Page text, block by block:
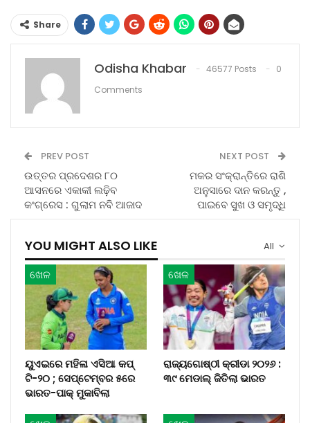
Share
Odisha Khabar 46577 Posts
0
Comments
PREV POST
ଉତ୍ତର ପ୍ରଦେଶର ୮୦
ଆସନରେ ଏକାକୀ ଲଢ଼ିବ
କଂଗ୍ରେସ : ଗୁଲାମ ନବି ଆଜାଦ
NEXT POST
ମକର ସଂକ୍ରାନ୍ତିରେ ରାଶି
ଅନୁସାରେ ଦାନ କରନ୍ତୁ ,
ପାଇବେ ସୁଖ ଓ ସମୃଦ୍ଧି
All
YOU MIGHT ALSO LIKE
ଖେଳ
ୟୁଏଇରେ ମହିଳା ଏସିଆ କପ୍‌
ଟି-୨୦ ; ସେପ୍ଟେମ୍ବର ୫ରେ
ଭାରତ-ପାକ୍‌ ମୁକାବିଲା
ଖେଳ
ରାଜ୍ୟଗୋଷ୍ଠୀ କ୍ରୀଡା ୨୦୨୬ :
୩୯ ମେଡାଲ୍ ଜିତିଲା ଭାରତ